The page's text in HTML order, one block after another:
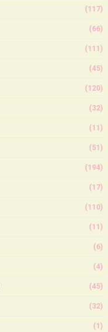
(117)
(66)
(111)
(45)
(120)
(32)
(11)
(51)
(194)
(17)
(110)
(11)
(6)
(4)
(45)
(32)
(1)